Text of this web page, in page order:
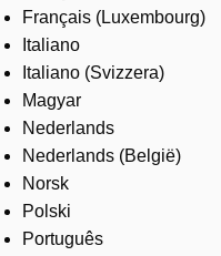
Français (Luxembourg)
Italiano
Italiano (Svizzera)
Magyar
Nederlands
Nederlands (België)
Norsk
Polski
Português